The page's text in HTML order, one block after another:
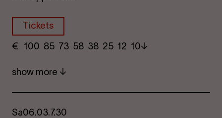
Tickets
€ ​ 100 85 73​ 58 38 25​ 12 10
show more
Sa06.03.7.30